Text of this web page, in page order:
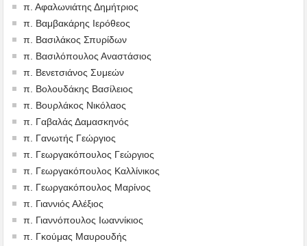
π. Αφαλωνιάτης Δημήτριος
π. Βαμβακάρης Ιερόθεος
π. Βασιλάκος Σπυρίδων
π. Βασιλόπουλος Αναστάσιος
π. Βενετσιάνος Συμεών
π. Βολουδάκης Βασίλειος
π. Βουρλάκος Νικόλαος
π. Γαβαλάς Δαμασκηνός
π. Γανωτής Γεώργιος
π. Γεωργακόπουλος Γεώργιος
π. Γεωργακόπουλος Καλλίνικος
π. Γεωργακόπουλος Μαρίνος
π. Γιαννιός Αλέξιος
π. Γιαννόπουλος Ιωαννίκιος
π. Γκούμας Μαυρουδής